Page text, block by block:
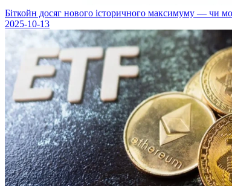
Біткойн досяг нового історичного максимуму — чи
2025-10-13